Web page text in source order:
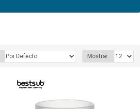
Mostrar:
TEXTTRANSPARENTE